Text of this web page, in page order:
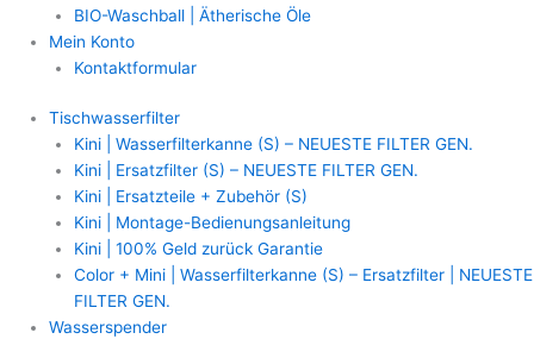
BIO-Waschball | Ätherische Öle
Mein Konto
Kontaktformular
Tischwasserfilter
Kini | Wasserfilterkanne (S) – NEUESTE FILTER GEN.
Kini | Ersatzfilter (S) – NEUESTE FILTER GEN.
Kini | Ersatzteile + Zubehör (S)
Kini | Montage-Bedienungsanleitung
Kini | 100% Geld zurück Garantie
Color + Mini | Wasserfilterkanne (S) – Ersatzfilter | NEUESTE
FILTER GEN.
Wasserspender